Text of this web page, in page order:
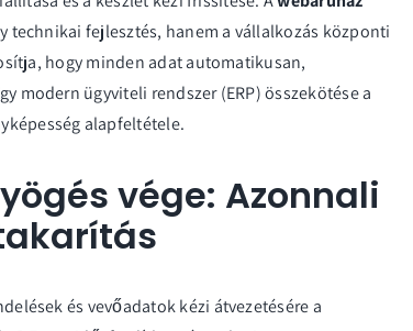
technikai fejlesztés, hanem a vállalkozás központi
hogy minden adat automatikusan,
modern ügyviteli rendszer (ERP)összekötése a
alapfeltétele.
vége: Azonnali
és vevőadatok kézi átvezetésére a